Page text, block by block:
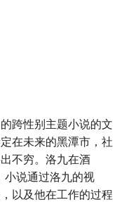
跨性别主题小说的文
在未来的黑潭市，社
不穷。洛九在酒
小说通过洛九的视
以及他在工作的过程